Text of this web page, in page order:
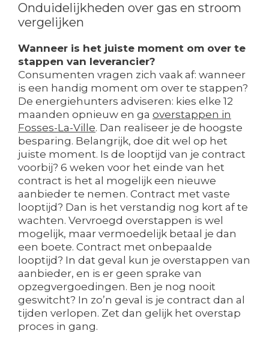
Onduidelijkheden over gas en stroom
vergelijken
Wanneer is het juiste moment om over te
stappen van leverancier?
Consumenten vragen zich vaak af: wanneer
is een handig moment om over te stappen?
De energiehunters adviseren: kies elke 12
maanden opnieuw en ga overstappen in
Fosses-La-Ville. Dan realiseer je de hoogste
besparing. Belangrijk, doe dit wel op het
juiste moment. Is de looptijd van je contract
voorbij? 6 weken voor het einde van het
contract is het al mogelijk een nieuwe
aanbieder te nemen. Contract met vaste
looptijd? Dan is het verstandig nog kort af te
wachten. Vervroegd overstappen is wel
mogelijk, maar vermoedelijk betaal je dan
een boete. Contract met onbepaalde
looptijd? In dat geval kun je overstappen van
aanbieder, en is er geen sprake van
opzegvergoedingen. Ben je nog nooit
geswitcht? In zo’n geval is je contract dan al
tijden verlopen. Zet dan gelijk het overstap
proces in gang.